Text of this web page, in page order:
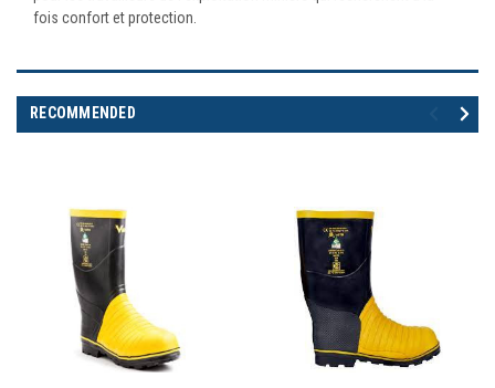
fois confort et protection.
RECOMMENDED